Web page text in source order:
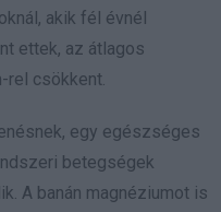
akik fél évnél
ettek, az átlagos
rel csökkent.
egy egészséges
betegségek
A banán magnéziumot is